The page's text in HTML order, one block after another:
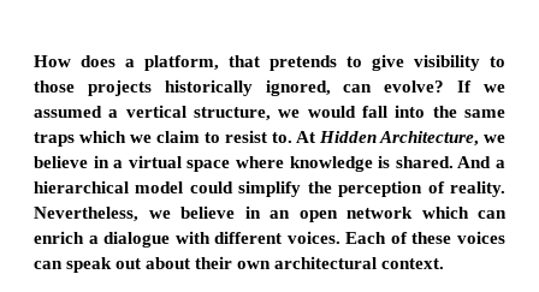
How does a platform, that pretends to give visibility to
those projects historically ignored, can evolve? If we
assumed a vertical structure, we would fall into the same
traps which we claim to resist to. At Hidden Architecture, we
believe in a virtual space where knowledge is shared. And a
hierarchical model could simplify the perception of reality.
Nevertheless, we believe in an open network which can
enrich a dialogue with different voices. Each of these voices
can speak out about their own architectural context.